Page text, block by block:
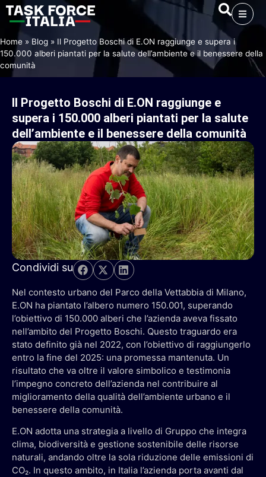
Home » Blog » Il Progetto Boschi di E.ON raggiunge e supera i
150.000 alberi piantati per la salute dell’ambiente e il benessere della
comunità
Il Progetto Boschi di E.ON raggiunge e
supera i 150.000 alberi piantati per la salute
dell’ambiente e il benessere della comunità
Condividi su
Nel contesto urbano del Parco della Vettabbia di Milano,
E.ON ha piantato l’albero numero 150.001, superando
l’obiettivo di 150.000 alberi che l’azienda aveva fissato
nell’ambito del Progetto Boschi. Questo traguardo era
stato definito già nel 2022, con l’obiettivo di raggiungerlo
entro la fine del 2025: una promessa mantenuta. Un
risultato che va oltre il valore simbolico e testimonia
l’impegno concreto dell’azienda nel contribuire al
miglioramento della qualità dell’ambiente urbano e il
benessere della comunità.
E.ON adotta una strategia a livello di Gruppo che integra
clima, biodiversità e gestione sostenibile delle risorse
naturali, andando oltre la sola riduzione delle emissioni di
CO₂. In questo ambito, in Italia l’azienda porta avanti dal